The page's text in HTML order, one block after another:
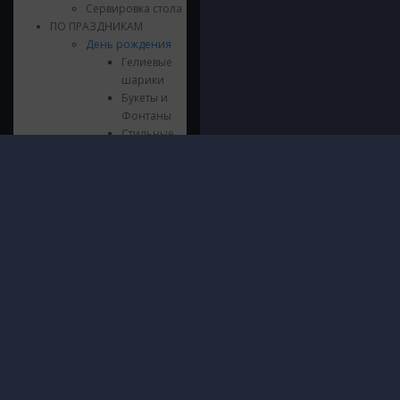
Сервировка стола
ПО ПРАЗДНИКАМ
День рождения
Гелиевые
шарики
Букеты и
Фонтаны
Стильные